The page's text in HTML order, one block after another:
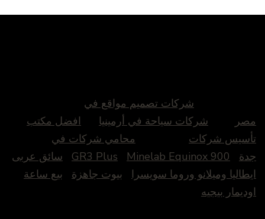
شركات تصميم مواقع في
مصر
شركات سياحة في أرمينيا
افضل مكتب
تأسيس شركات
محامي شركات في
جدة
GR3 Plus Minelab Equinox 900
سائق عربى
ايطاليا وميلانو وروما سويسرا
بيوت جاهزة
بيع ساعة
اوديمار بيجيه